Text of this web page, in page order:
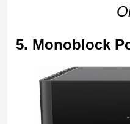
5. Monoblock